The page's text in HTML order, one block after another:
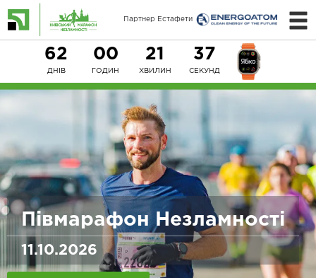
Партнер Естафети
62
ДНІВ
00
ГОДИН
21
ХВИЛИН
37
СЕКУНД
Півмарафон Незламності
11.10.2026